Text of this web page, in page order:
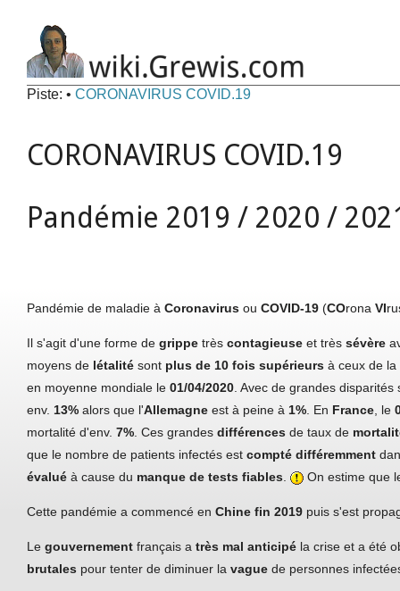
Piste: • CORONAVIRUS COVID.19
CORONAVIRUS COVID.19
Pandémie 2019 / 2020 /
Pandémie de maladie à Coronavirus ou COVID-19 (COrona VI
Il s'agit d'une forme de grippe très contagieuse et très sévère
moyens de létalité sont plus de 10 fois supérieurs à ceux de
en moyenne mondiale le 01/04/2020 . Avec de grandes
env. 13% alors que l'Allemagne est à peine à 1% . En France , le
mortalité d'env. 7% . Ces grandes différences de taux de
que le nombre de patients infectés est compté différemment
évalué à cause du manque de tests fiables On estime que
Cette pandémie a commencé en Chine fin 2019 puis s'est
Le gouvernement français a très mal anticipé la crise et a été
brutales pour tenter de diminuer la vague de personnes